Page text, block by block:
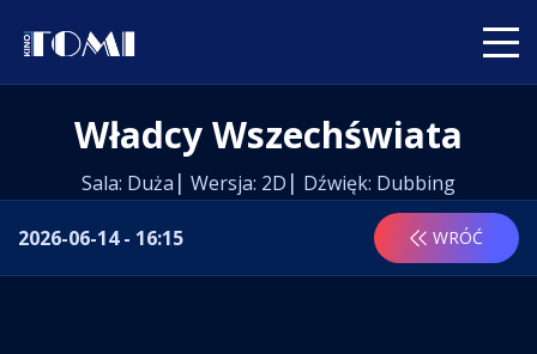
Władcy Wszechświata
Sala: Duża Wersja: 2D Dźwięk: Dubbing
WRÓĆ
2026-06-14 - 16:15